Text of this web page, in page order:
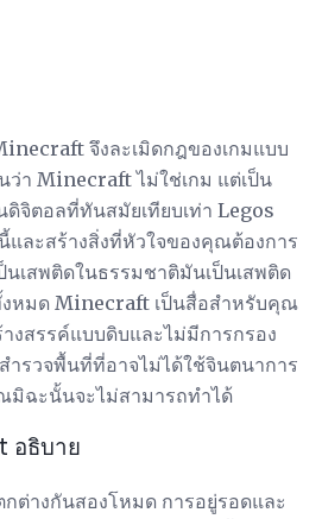
จึงละเมิดกฎของเกมแบบ
ว่า Minecraft ไม่ใช่เกม แต่เป็น
จิตอลที่ทันสมัยเทียบเท่า Legos
ละสร้างสิ่งที่หัวใจของคุณต้องการ
เสพติดในธรรมชาติมันเป็นเสพติด
งหมด Minecraft เป็นสื่อสำหรับคุณ
งสรรค์แบบดิบและไม่มีการกรอง
รวจพื้นที่ที่อาจไม่ได้ใช้จินตนาการ
ฉะนั้นจะไม่สามารถทำได้
อธิบาย
างกันสองโหมด การอยู่รอดและ